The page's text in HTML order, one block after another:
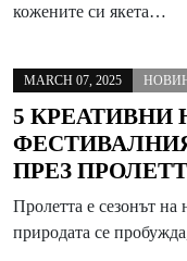
кожените си якета…
MARCH 07, 2025
5 КРЕАТИВНИ
ПРЕЗ
Пролетта е сезонът на
природата се